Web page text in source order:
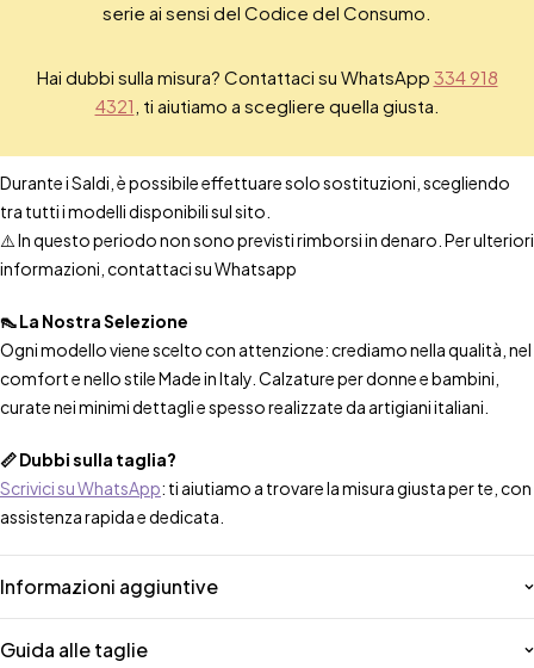
serie ai sensi del Codice del Consumo.
Hai dubbi sulla misura? Contattaci su WhatsApp 334 918
4321 , ti aiutiamo a scegliere quella giusta.
Durante i Saldi, è possibile effettuare solo sostituzioni, scegliendo
tra tutti i modelli disponibili sul sito.
⚠️ In questo periodo non sono previsti rimborsi in denaro. Per ulteriori
informazioni, contattaci su Whatsapp
👠 La Nostra Selezione
Ogni modello viene scelto con attenzione: crediamo nella qualità, nel
comfort e nello stile Made in Italy. Calzature per donne e bambini,
curate nei minimi dettagli e spesso realizzate da artigiani italiani.
📏 Dubbi sulla taglia?
Scrivici su WhatsApp: ti aiutiamo a trovare la misura giusta per te, con
assistenza rapida e dedicata.
Informazioni aggiuntive
Guida alle taglie